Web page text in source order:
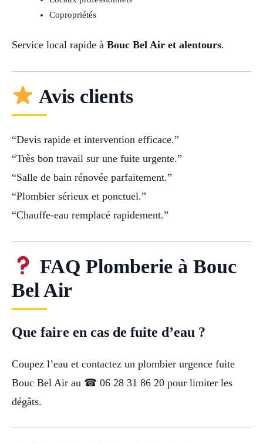
Copropriétés
Service local rapide à Bouc Bel Air et alentours.
Avis clients
“Devis rapide et intervention efficace.”
“Très bon travail sur une fuite urgente.”
“Salle de bain rénovée parfaitement.”
“Plombier sérieux et ponctuel.”
“Chauffe-eau remplacé rapidement.”
FAQ Plomberie à Bouc
Bel Air
Que faire en cas de fuite d’eau ?
Coupez l’eau et contactez un plombier urgence fuite
Bouc Bel Air au ☎ 06 28 31 86 20 pour limiter les
dégâts.